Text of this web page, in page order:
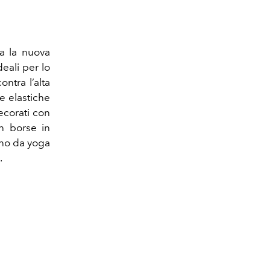
la nuova
per lo
l’alta
elastiche
con
borse in
da yoga